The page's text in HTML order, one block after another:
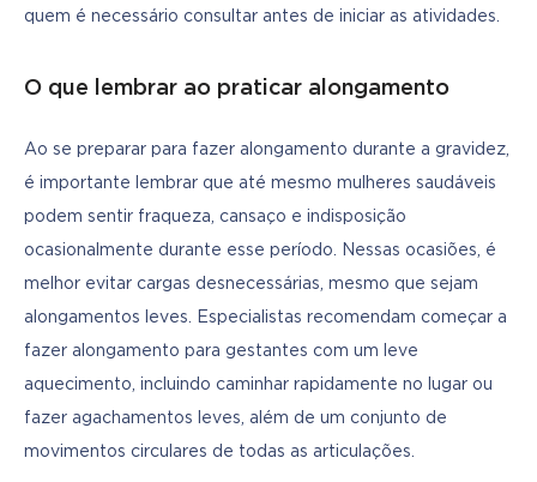
quem é necessário consultar antes de iniciar as atividades.
O que lembrar ao praticar alongamento
Ao se preparar para fazer alongamento durante a gravidez,
é importante lembrar que até mesmo mulheres saudáveis
podem sentir fraqueza, cansaço e indisposição
ocasionalmente durante esse período. Nessas ocasiões, é
melhor evitar cargas desnecessárias, mesmo que sejam
alongamentos leves. Especialistas recomendam começar a
fazer alongamento para gestantes com um leve
aquecimento, incluindo caminhar rapidamente no lugar ou
fazer agachamentos leves, além de um conjunto de
movimentos circulares de todas as articulações.